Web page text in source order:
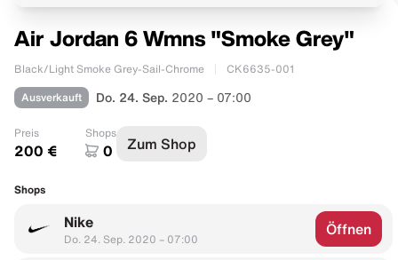
Air Jordan 6 Wmns "Smoke Grey"
Black/Light Smoke Grey-Sail-Chrome CK6635-001
Ausverkauft Do. 24. Sep. 2020 – 07:00
Preis
200 €
Shops
0 Zum Shop
Shops
Nike
Do. 24. Sep. 2020 – 07:00
Öffnen